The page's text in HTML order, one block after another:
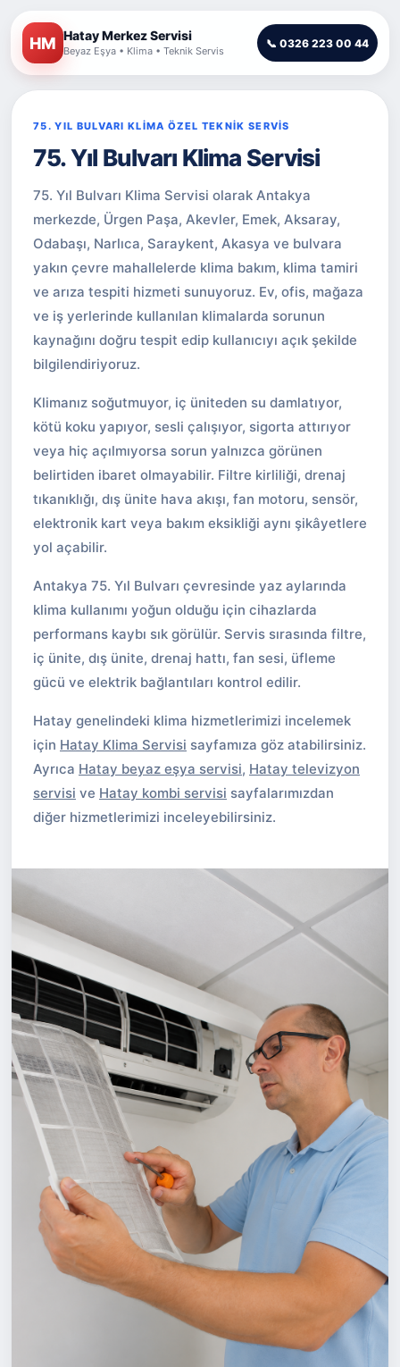
HM Hatay Merkez Servisi
Beyaz Eşya • Klima • Teknik Servis
📞 0326 223 00 44
75. YIL BULVARI KLİMA ÖZEL TEKNİK SERVİS
75. Yıl Bulvarı Klima Servisi
75. Yıl Bulvarı Klima Servisi olarak Antakya
merkezde, Ürgen Paşa, Akevler, Emek, Aksaray,
Odabaşı, Narlıca, Saraykent, Akasya ve bulvara
yakın çevre mahallelerde klima bakım, klima tamiri
ve arıza tespiti hizmeti sunuyoruz. Ev, ofis, mağaza
ve iş yerlerinde kullanılan klimalarda sorunun
kaynağını doğru tespit edip kullanıcıyı açık şekilde
bilgilendiriyoruz.
Klimanız soğutmuyor, iç üniteden su damlatıyor,
kötü koku yapıyor, sesli çalışıyor, sigorta attırıyor
veya hiç açılmıyorsa sorun yalnızca görünen
belirtiden ibaret olmayabilir. Filtre kirliliği, drenaj
tıkanıklığı, dış ünite hava akışı, fan motoru, sensör,
elektronik kart veya bakım eksikliği aynı şikâyetlere
yol açabilir.
Antakya 75. Yıl Bulvarı çevresinde yaz aylarında
klima kullanımı yoğun olduğu için cihazlarda
performans kaybı sık görülür. Servis sırasında filtre,
iç ünite, dış ünite, drenaj hattı, fan sesi, üfleme
gücü ve elektrik bağlantıları kontrol edilir.
Hatay genelindeki klima hizmetlerimizi incelemek
için Hatay Klima Servisi sayfamıza göz atabilirsiniz.
Ayrıca Hatay beyaz eşya servisi, Hatay televizyon
servisi ve Hatay kombi servisi sayfalarımızdan
diğer hizmetlerimizi inceleyebilirsiniz.